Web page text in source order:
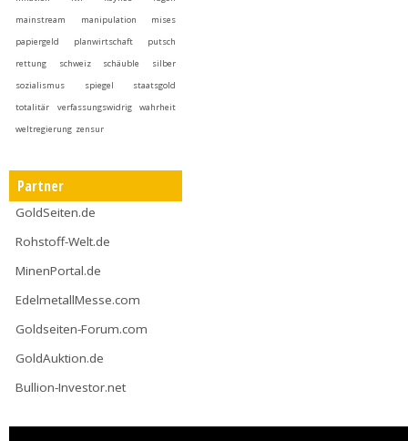
mainstream
manipulation
mises
papiergeld
planwirtschaft
putsch
rettung
schweiz schäuble
silber
sozialismus
spiegel
staatsgold
totalitär
verfassungswidrig
wahrheit
weltregierung zensur
Partner
GoldSeiten.de
Rohstoff-Welt.de
MinenPortal.de
EdelmetallMesse.com
Goldseiten-Forum.com
GoldAuktion.de
Bullion-Investor.net